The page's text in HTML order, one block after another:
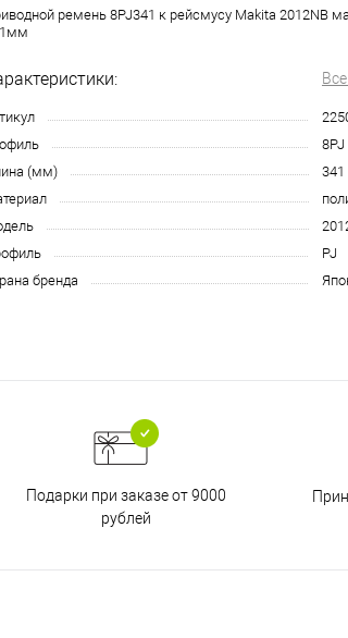
ремень 8PJ341 к рейсмусу Makita 2012NB
8PJ
(мм)
341
PJ
бренда
Подарки при заказе от 9000
рублей